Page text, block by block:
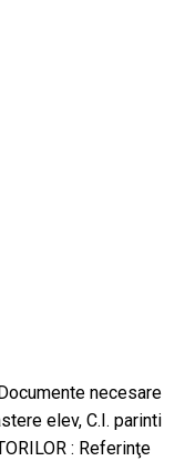
necesare
elev, C.I. parinti
: Referinţe